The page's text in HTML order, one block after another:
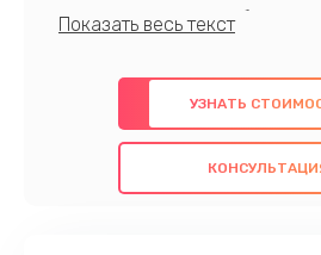
профессионалов с
предлагаем быстрый и
использованием
также гарантируем качество
проведенных работ. Наша
УЗНАТЬ